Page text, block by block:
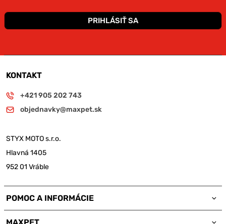
PRIHLÁSIŤ SA
KONTAKT
+421 905 202 743
objednavky@maxpet.sk
STYX MOTO s.r.o.
Hlavná 1405
952 01 Vráble
POMOC A INFORMÁCIE